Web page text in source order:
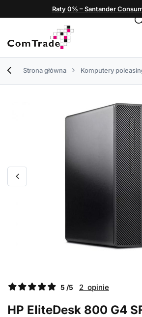
Raty 0% – Santander
Strona główna Komputery
5 /5 2 opinie
HP EliteDesk 800 G4